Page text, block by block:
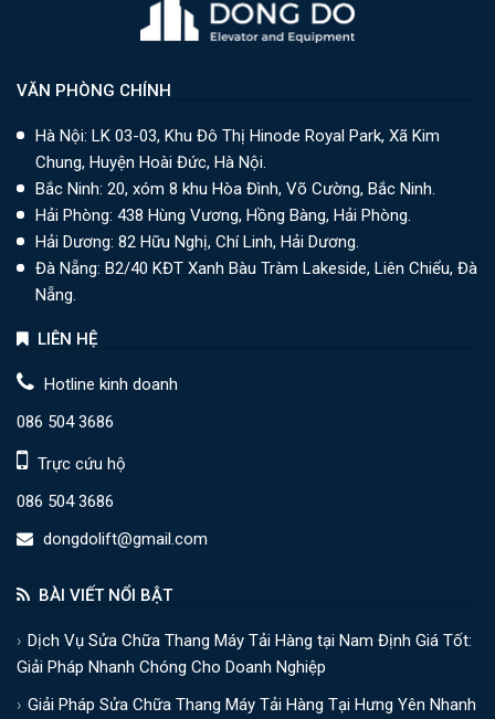
VĂN PHÒNG CHÍNH
Hà Nội: LK 03-03, Khu Đô Thị Hinode Royal Park, Xã Kim
Chung, Huyện Hoài Đức, Hà Nội.
Bắc Ninh: 20, xóm 8 khu Hòa Đình, Võ Cường, Bắc Ninh.
Hải Phòng: 438 Hùng Vương, Hồng Bàng, Hải Phòng.
Hải Dương: 82 Hữu Nghị, Chí Linh, Hải Dương.
Đà Nẵng: B2/40 KĐT Xanh Bàu Tràm Lakeside, Liên Chiểu, Đà
Nẵng.
LIÊN HỆ
Hotline kinh doanh
086 504 3686
Trực cứu hộ
086 504 3686
dongdolift@gmail.com
BÀI VIẾT NỔI BẬT
Dịch Vụ Sửa Chữa Thang Máy Tải Hàng tại Nam Định Giá Tốt:
Giải Pháp Nhanh Chóng Cho Doanh Nghiệp
Giải Pháp Sửa Chữa Thang Máy Tải Hàng Tại Hưng Yên Nhanh